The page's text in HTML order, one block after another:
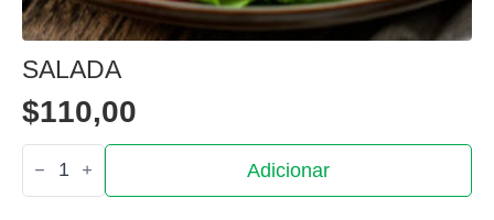
SALADA
$110,00
Quantidade
de
Salada
Adicionar